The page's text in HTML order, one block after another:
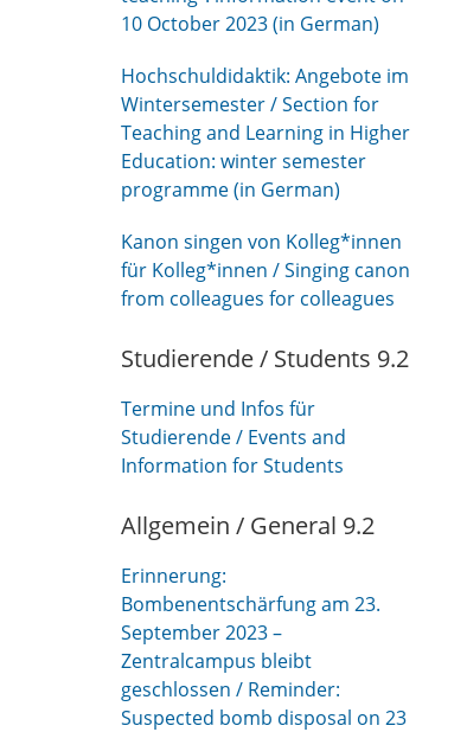
10 October 2023 (in German)
Hochschuldidaktik: Angebote im
Wintersemester / Section for
Teaching and Learning in Higher
Education: winter semester
programme (in German)
Kanon singen von Kolleg*innen
für Kolleg*innen / Singing canon
from colleagues for colleagues
Studierende / Students 9.2
Termine und Infos für
Studierende / Events and
Information for Students
Allgemein / General 9.2
Erinnerung:
Bombenentschärfung am 23.
September 2023 –
Zentralcampus bleibt
geschlossen / Reminder:
Suspected bomb disposal on 23